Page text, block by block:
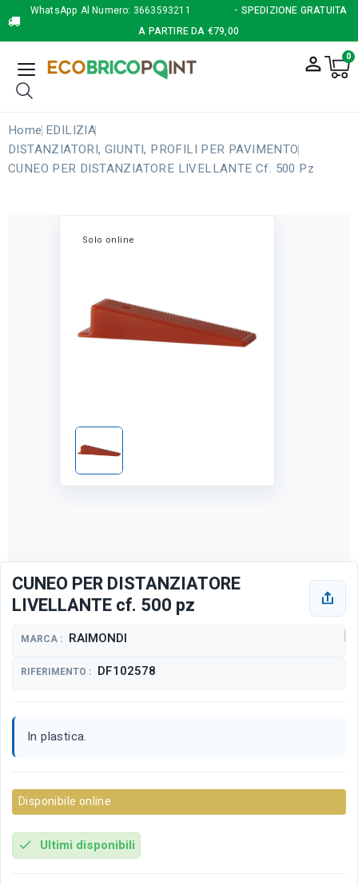
WhatsApp Al Numero: 3663593211
- SPEDIZIONE GRATUITA
A PARTIRE DA €79,00
person_outline 0
Home EDILIZIA
DISTANZIATORI, GIUNTI, PROFILI PER PAVIMENTO
CUNEO PER DISTANZIATORE LIVELLANTE Cf. 500 Pz
Solo online
CUNEO PER DISTANZIATORE
LIVELLANTE cf. 500 pz
MARCA : RAIMONDI
RIFERIMENTO : DF102578
In plastica.
Disponibile online
check Ultimi disponibili